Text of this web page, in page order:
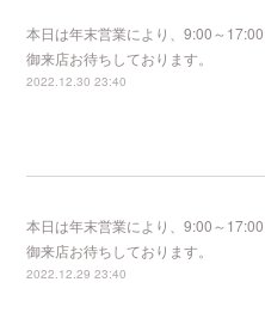
本日は年末営業により、9:00～
御来店お待ちしております。
2022.12.30 23:40
本日は年末営業により、9:00～
御来店お待ちしております。
2022.12.29 23:40